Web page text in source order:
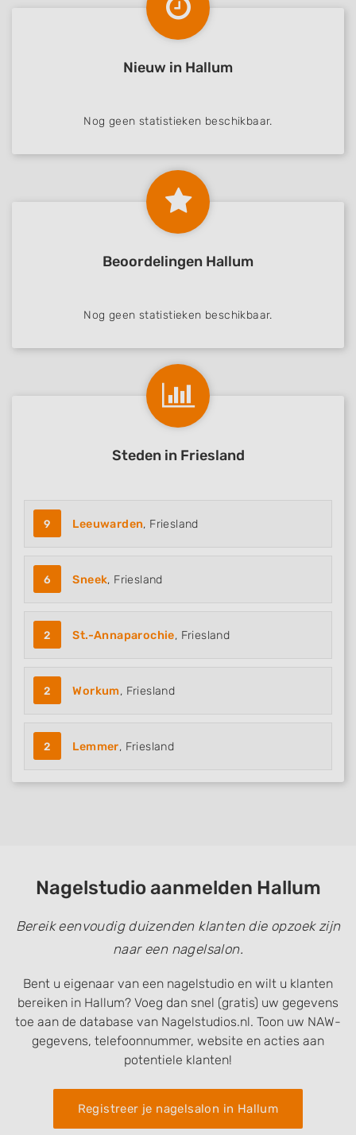
Nieuw in Hallum
Nog geen statistieken beschikbaar.
Beoordelingen Hallum
Nog geen statistieken beschikbaar.
Steden in Friesland
9 Leeuwarden, Friesland
6 Sneek, Friesland
2 St.-Annaparochie, Friesland
2 Workum, Friesland
2 Lemmer, Friesland
Nagelstudio aanmelden Hallum
Bereik eenvoudig duizenden klanten die opzoek zijn
naar een nagelsalon.
Bent u eigenaar van een nagelstudio en wilt u klanten
bereiken in Hallum? Voeg dan snel (gratis) uw gegevens
toe aan de database van Nagelstudios.nl. Toon uw NAW-
gegevens, telefoonnummer, website en acties aan
potentiele klanten!
Registreer je nagelsalon in Hallum